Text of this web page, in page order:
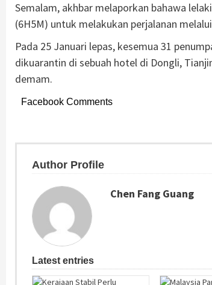
Semalam, akhbar melaporkan bahawa
(6H5M) untuk melakukan perjalanan
Pada 25 Januari lepas, kesemua 31
dikuarantin di sebuah hotel di Dongli,
demam.
Facebook Comments
Author Profile
Chen Fang Guang
Latest entries